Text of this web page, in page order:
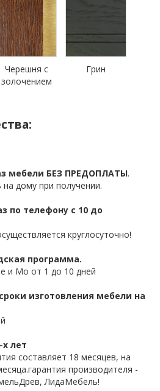
Черешня с
золочением
Грин
мебели БЕЗ ПРЕДОПЛАТЫ.
дому при получении.
по телефону с 10 до
круглосуточно!
программа.
и Мо от 1 до 10 дней
изготовления мебели на
лет
составляет 18 месяцев, на
производителя -
ЛидаМебель!